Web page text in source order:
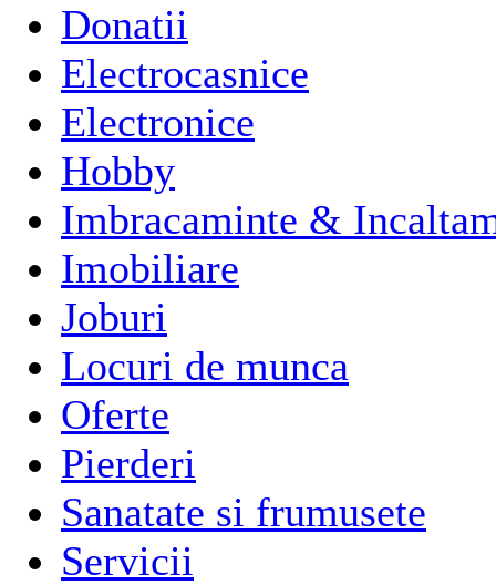
Donatii
Electrocasnice
Electronice
Hobby
Imbracaminte &
Imobiliare
Joburi
Locuri de munca
Oferte
Pierderi
Sanatate si frumusete
Servicii